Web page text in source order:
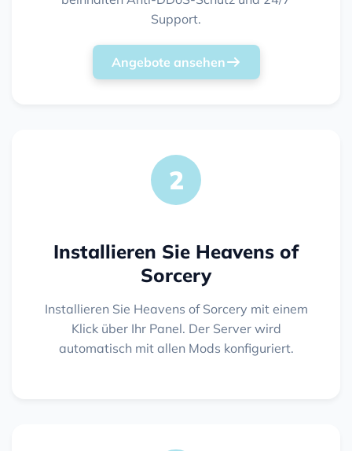
Support.
Angebote ansehen
2
Installieren Sie Heavens of
Sorcery
Installieren Sie Heavens of Sorcery mit einem
Klick über Ihr Panel. Der Server wird
automatisch mit allen Mods konfiguriert.